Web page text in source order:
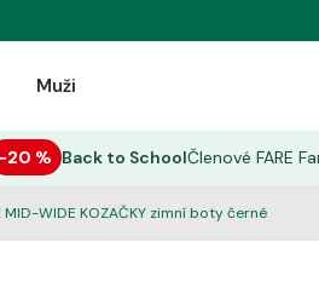
Muži
−20 % Back to SchoolČlenové FARE
MID-WIDE KOZAČKY zimní boty černé